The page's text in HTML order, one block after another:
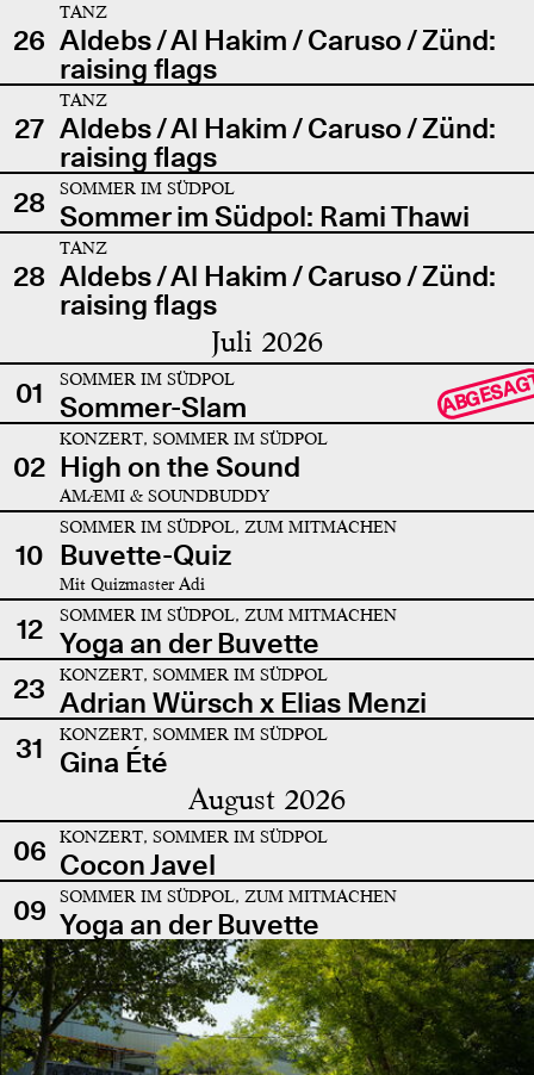
26
TANZ
Aldebs / Al Hakim / Caruso / Zünd:
raising flags
27
TANZ
Aldebs / Al Hakim / Caruso / Zünd:
raising flags
28
SOMMER IM SÜDPOL
Sommer im Südpol: Rami Thawi
28
TANZ
Aldebs / Al Hakim / Caruso / Zünd:
raising flags
Juli 2026
01 SOMMER IM SÜDPOL
Sommer-Slam
02
KONZERT, SOMMER IM SÜDPOL
High on the Sound
AMÆMI & SOUNDBUDDY
10
SOMMER IM SÜDPOL, ZUM MITMACHEN
Buvette-Quiz
Mit Quizmaster Adi
12 SOMMER IM SÜDPOL, ZUM MITMACHEN
Yoga an der Buvette
23
KONZERT, SOMMER IM SÜDPOL
Adrian Würsch x Elias Menzi
31
KONZERT, SOMMER IM SÜDPOL
Gina Été
August 2026
06 KONZERT, SOMMER IM SÜDPOL
Cocon Javel
09
SOMMER IM SÜDPOL, ZUM MITMACHEN
Yoga an der Buvette